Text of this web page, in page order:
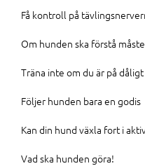
Få kontroll på
Om hunden ska förstå
Träna inte om du är på
Följer hunden bara en godis
Kan din hund växla fort i
Vad ska hunden göra!